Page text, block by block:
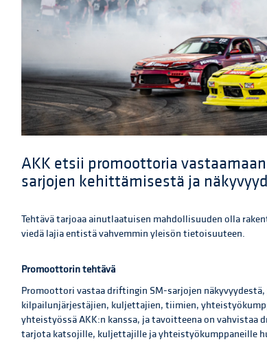
AKK etsii promoottoria
sarjojen kehittämisestä ja
Tehtävä tarjoaa ainutlaatuisen mahdollisuuden olla
viedä lajia entistä vahvemmin yleisön tietoisuuteen.
Promoottorin tehtävä
Promoottori vastaa driftingin SM-sarjojen
kilpailunjärjestäjien, kuljettajien, tiimien,
yhteistyössä AKK:n kanssa, ja tavoitteena on vahvistaa
tarjota katsojille, kuljettajille ja yhteistyökumppaneille